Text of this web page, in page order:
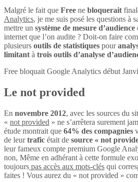
Malgré le fait que Free ne bloquerait
Analytics, je me suis posé les questions à
mettre un système de mesure d’audience
internet que l’on audite ? Doit-on faire
plusieurs outils de statistiques pour
limitantà trois outils d’analyse
Free bloquait Google Analytics début
Le not provided
En novembre 2012, avec les sources du
« not provided » ne s’arrêtera surement
étude montrait que 64% des compagnies
de leurtrafic était de source « not
leur fameux compte premium Google
non, Même en adhérant à cette formule
toujours pas accès aux mots-clés qui
faites ! Vous aurez du « not provided »